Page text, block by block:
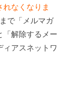
なくなりま
で「メルマガ
「解除するメー
ィアスネットワ